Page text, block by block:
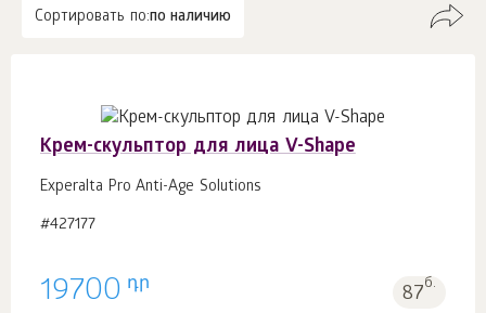
Сортировать по:по наличию
Крем-скульптор для лица V-Shape
Experalta Pro Anti-Age Solutions
#427177
19700 դր 87б.